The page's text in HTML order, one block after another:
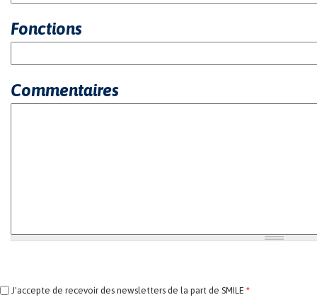
Fonctions
Commentaires
J'accepte de recevoir des newsletters de la part de SMILE *